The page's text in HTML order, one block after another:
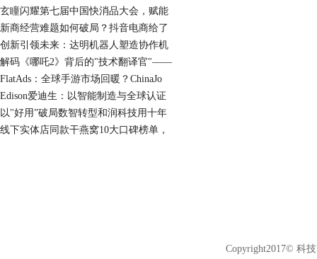
玄瞳闪耀第七届中国快消品大会，赋能
新商经营难题如何破局？抖音电商给了
创新引领未来：达明机器人塑造协作机
解码《哪吒2》背后的"技术翻译官"——
FlatAds：全球手游市场回暖？ChinaJo
Edison爱迪生：以智能制造与全球认证
以"好用”破局数智转型和润科技用十年
线下实体店同款干燕窝10大口碑榜单，
Copyright2017© 科